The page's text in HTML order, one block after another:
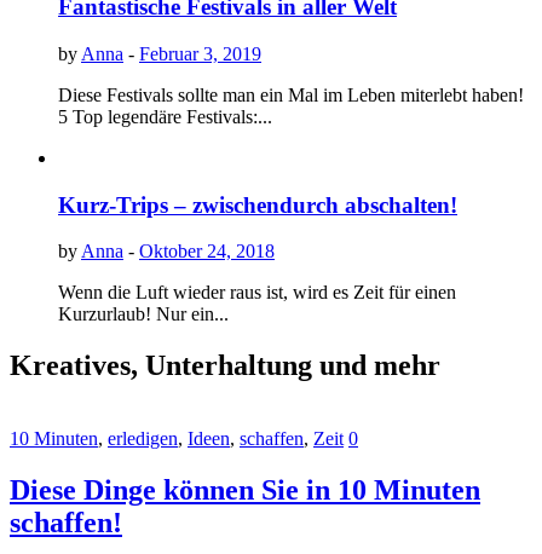
Fantastische Festivals in aller Welt
by Anna - Februar 3, 2019
Diese Festivals sollte man ein Mal im Leben miterlebt haben!
5 Top legendäre Festivals:...
Kurz-Trips – zwischendurch abschalten!
by Anna - Oktober 24, 2018
Wenn die Luft wieder raus ist, wird es Zeit für einen
Kurzurlaub! Nur ein...
Kreatives, Unterhaltung und mehr
10 Minuten, erledigen, Ideen, schaffen, Zeit 0
Diese Dinge können Sie in 10 Minuten
schaffen!